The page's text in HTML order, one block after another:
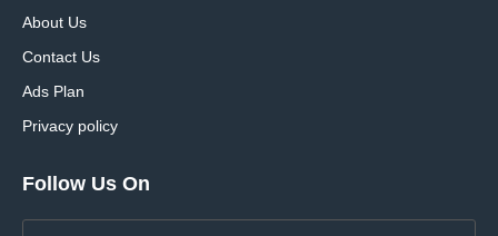
About Us
Contact Us
Ads Plan
Privacy policy
Follow Us On